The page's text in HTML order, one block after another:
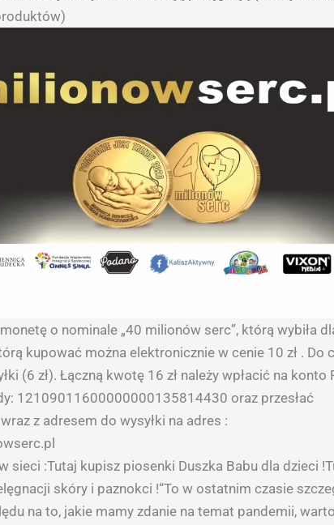
o nominale „40 milionów serc”, którą wybiła
kupować można elektronicznie w cenie 10 zł . Do
(6 zł). Łączną kwotę 16 zł należy wpłacić na konto
12109011600000000135814430 oraz przesłać
z adresem do wysyłki na adres :
sieci :Tutaj kupisz piosenki Duszka Babu dla dzieci
skóry i paznokci !“To w ostatnim czasie
na to, jakie mamy zdanie na temat pandemii,